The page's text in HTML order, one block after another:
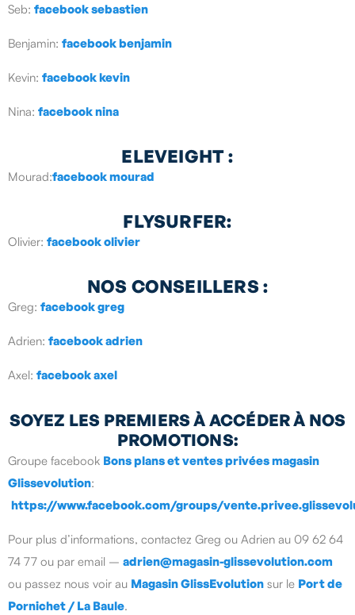
Seb: facebook sebastien
Benjamin: facebook benjamin
Kevin: facebook kevin
Nina: facebook nina
ELEVEIGHT :
Mourad:facebook mourad
FLYSURFER:
Olivier: facebook olivier
NOS CONSEILLERS :
Greg: facebook greg
Adrien: facebook adrien
Axel: facebook axel
SOYEZ LES PREMIERS À ACCÉDER À NOS
PROMOTIONS:
Groupe facebook Bons plans et ventes privées magasin
Glissevolution:
https://www.facebook.com/groups/
Pour plus d’informations, contactez Greg ou Adrien au 09 62 64
74 77 ou par email – adrien@magasin-glissevolution.com
ou passez nous voir au Magasin GlissEvolution sur le Port de
Pornichet / La Baule.